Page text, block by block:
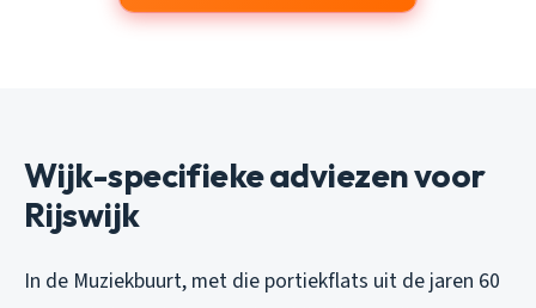
Wijk-specifieke adviezen voor
Rijswijk
In de Muziekbuurt, met die portiekflats uit de jaren 60